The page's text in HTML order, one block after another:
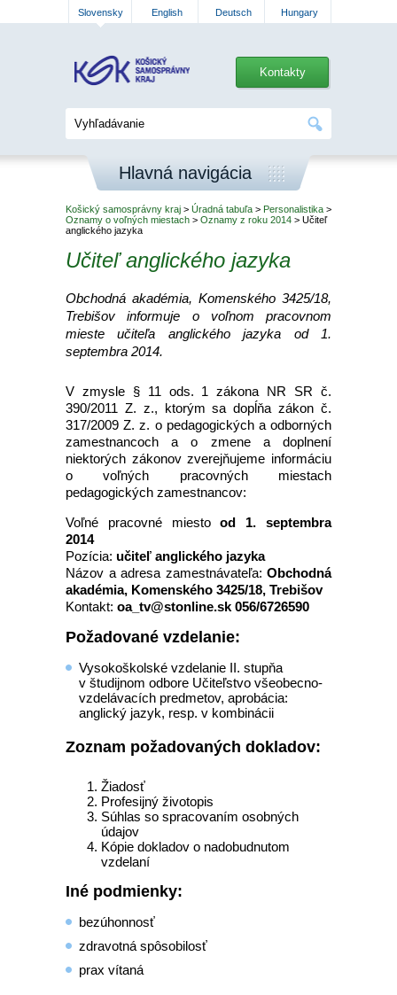
Slovensky English Deutsch Hungary
Kontakty
Hlavná navigácia
Košický samosprávny kraj > Úradná tabuľa > Personalistika >
Oznamy o voľných miestach > Oznamy z roku 2014 > Učiteľ
anglického jazyka
Učiteľ anglického jazyka
Obchodná akadémia, Komenského 3425/18,
Trebišov informuje o voľnom pracovnom
mieste učiteľa anglického jazyka od 1.
septembra 2014.
V zmysle § 11 ods. 1 zákona NR SR č.
390/2011 Z. z., ktorým sa dopĺňa zákon č.
317/2009 Z. z. o pedagogických a odborných
zamestnancoch a o zmene a doplnení
niektorých zákonov zverejňujeme informáciu
o voľných pracovných miestach
pedagogických zamestnancov:
Voľné pracovné miestood 1. septembra
2014
Pozícia: učiteľ anglického jazyka
Názov a adresa zamestnávateľa: Obchodná
akadémia, Komenského 3425/18, Trebišov
Kontakt: oa_tv@stonline.sk 056/6726590
Požadované vzdelanie:
Vysokoškolské vzdelanie II. stupňa
v študijnom odbore Učiteľstvo všeobecno-
vzdelávacích predmetov, aprobácia:
anglický jazyk, resp. v kombinácii
Zoznam požadovaných dokladov:
Žiadosť
Profesijný životopis
Súhlas so spracovaním osobných
údajov
Kópie dokladov o nadobudnutom
vzdelaní
Iné podmienky:
bezúhonnosť
zdravotná spôsobilosť
prax vítaná